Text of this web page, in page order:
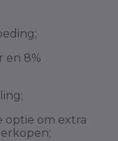
en 8%
optie om extra